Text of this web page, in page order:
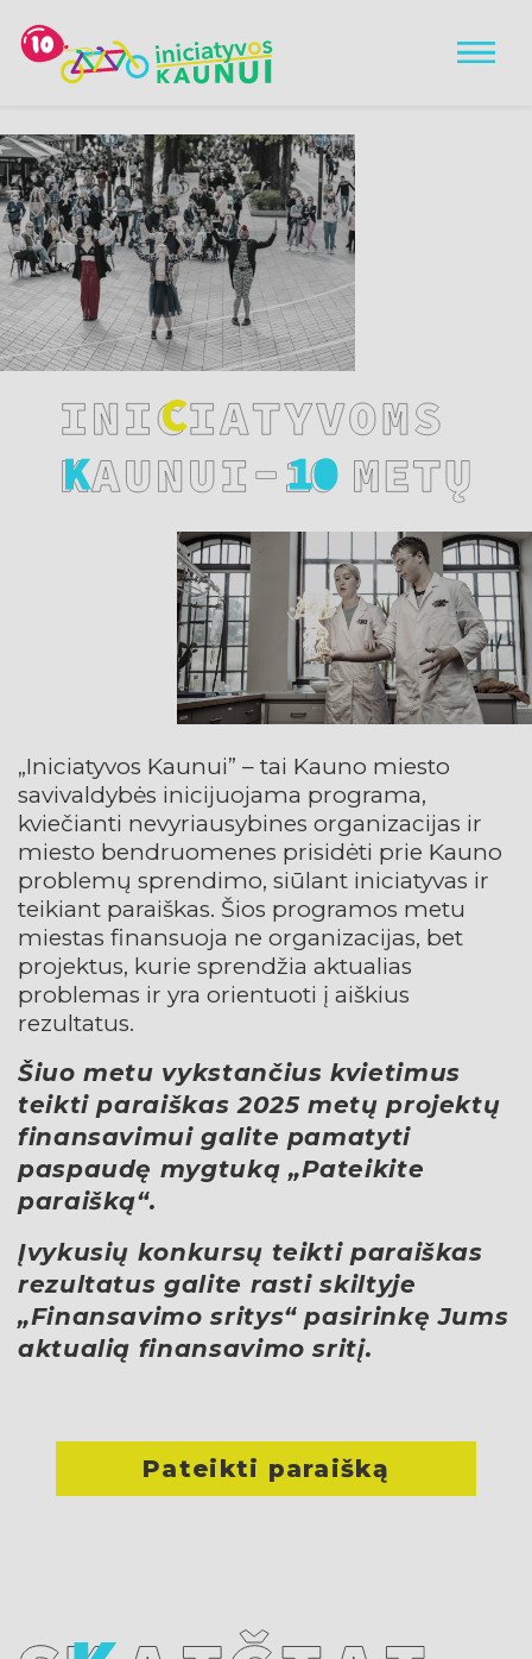
„Iniciatyvos Kaunui” – tai Kauno miesto
savivaldybės inicijuojama programa,
kviečianti nevyriausybines organizacijas ir
miesto bendruomenes prisidėti prie Kauno
problemų sprendimo, siūlant iniciatyvas ir
teikiant paraiškas. Šios programos metu
miestas finansuoja ne organizacijas, bet
projektus, kurie sprendžia aktualias
problemas ir yra orientuoti į aiškius
rezultatus.
Šiuo metu vykstančius kvietimus
teikti paraiškas 2025 metų projektų
finansavimui galite pamatyti
paspaudę mygtuką „Pateikite
paraišką“.
Įvykusių konkursų teikti paraiškas
rezultatus galite rasti skiltyje
„Finansavimo sritys“ pasirinkę Jums
aktualią finansavimo sritį.
Pateikti paraišką